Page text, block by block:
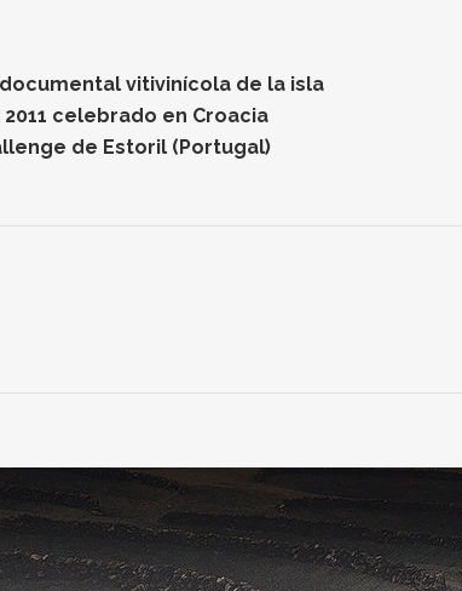
vitivinícola de la isla
celebrado en Croacia
de Estoril (Portugal)